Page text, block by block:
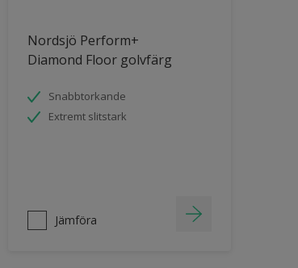
Nordsjö Perform+
Diamond Floor golvfärg
Snabbtorkande
Extremt slitstark
Jämföra